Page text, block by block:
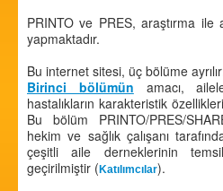
PRINTO ve PRES, araştırma ile
yapmaktadır.
Bu internet sitesi, üç bölüme
Birinci bölümün amacı,
hastalıkların karakteristik
Bu bölüm PRINTO/PRES/
hekim ve sağlık çalışanı
çeşitli aile derneklerinin
geçirilmiştir ( Katılımcılar).